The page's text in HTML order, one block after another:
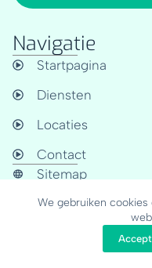
We gebruiken
Navigatie
Startpagina
Diensten
Locaties
Contact
Sitemap
Schoonmaak
Professionele
met 30 km van